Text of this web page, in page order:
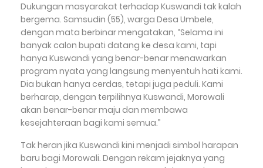
Dukungan masyarakat terhadap Kuswandi tak kalah
bergema. Samsudin (55), warga Desa Umbele,
dengan mata berbinar mengatakan, “Selama ini
banyak calon bupati datang ke desa kami, tapi
hanya Kuswandi yang benar-benar menawarkan
program nyata yang langsung menyentuh hati kami.
Dia bukan hanya cerdas, tetapi juga peduli. Kami
berharap, dengan terpilihnya Kuswandi, Morowali
akan benar-benar maju dan membawa
kesejahteraan bagi kami semua.”
Tak heran jika Kuswandi kini menjadi simbol harapan
baru bagi Morowali. Dengan rekam jejaknya yang